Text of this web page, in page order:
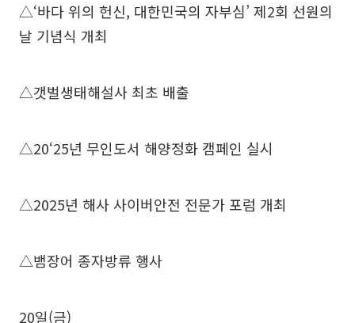
△‘바다 위의 헌신, 대한민국의 자부심’ 제2회 선원의
날 기념식 개최
△갯벌생태해설사 최초 배출
△20‘25년 무인도서 해양정화 캠페인 실시
△2025년 해사 사이버안전 전문가 포럼 개최
△뱀장어 종자방류 행사
20일(금)